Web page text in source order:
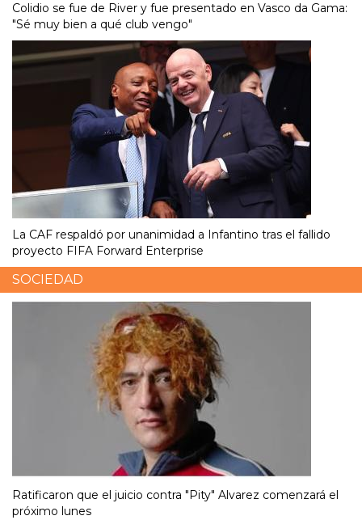
Colidio se fue de River y fue presentado en Vasco da Gama:
"Sé muy bien a qué club vengo"
La CAF respaldó por unanimidad a Infantino tras el fallido
proyecto FIFA Forward Enterprise
SOCIEDAD
Ratificaron que el juicio contra "Pity" Alvarez comenzará el
próximo lunes